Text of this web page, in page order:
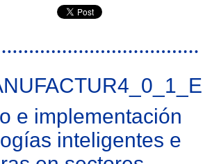
de biomasas de poda para su
e implementación
inteligentes e